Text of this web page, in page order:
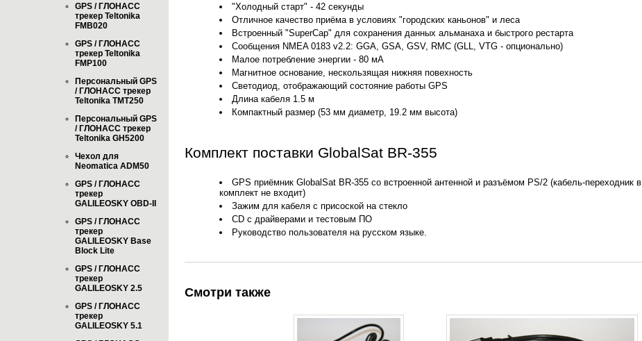
GPS / ГЛОНАСС
трекер Teltonika
FMB020
GPS / ГЛОНАСС
трекер Teltonika
FMP100
Персональный GPS
/ ГЛОНАСС трекер
Teltonika TMT250
Персональный GPS
/ ГЛОНАСС трекер
Teltonika GH5200
Чехол для
Neomatica ADM50
GPS / ГЛОНАСС
трекер
GALILEOSKY OBD-II
GPS / ГЛОНАСС
трекер
GALILEOSKY Base
Block Lite
GPS / ГЛОНАСС
трекер
GALILEOSKY 2.5
GPS / ГЛОНАСС
трекер
GALILEOSKY 5.1
"Холодный старт" - 42 секунды
Отличное качество приёма в условиях "городских каньонов" и леса
Встроенный "SuperCap" для сохранения данных альманаха и быстрого рестарта
Сообщения NMEA 0183 v2.2: GGA, GSA, GSV, RMC (GLL, VTG - опционально)
Малое потребление энергии - 80 мА
Магнитное основание, нескользящая нижняя повехность
Светодиод, отображающий состояние работы GPS
Длина кабеля 1.5 м
Компактный размер (53 мм диаметр, 19.2 мм высота)
Комплект поставки GlobalSat BR-355
GPS приёмник GlobalSat BR-355 со встроенной антенной и разъёмом PS/2 (кабель-переходник в
комплект не входит)
Зажим для кабеля с присоской на стекло
CD с драйверами и тестовым ПО
Руководство пользователя на русском языке.
Смотри также